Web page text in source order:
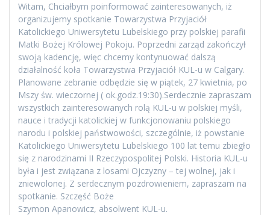
Witam, Chciałbym poinformować zainteresowanych, iż
organizujemy spotkanie Towarzystwa Przyjaciół
Katolickiego Uniwersytetu Lubelskiego przy polskiej parafii
Matki Bożej Królowej Pokoju. Poprzedni zarząd zakończył
swoją kadencję, więc chcemy kontynuować dalszą
działalność koła Towarzystwa Przyjaciół KUL-u w Calgary.
Planowane zebranie odbędzie się w piątek, 27 kwietnia, po
Mszy św. wieczornej ( ok.godz.19:30).Serdecznie zapraszam
wszystkich zainteresowanych rolą KUL-u w polskiej myśli,
nauce i tradycji katolickiej w funkcjonowaniu polskiego
narodu i polskiej państwowości, szczególnie, iż powstanie
Katolickiego Uniwersytetu Lubelskiego 100 lat temu zbiegło
się z narodzinami II Rzeczypospolitej Polski. Historia KUL-u
była i jest związana z losami Ojczyzny – tej wolnej, jak i
zniewolonej. Z serdecznym pozdrowieniem, zapraszam na
spotkanie. Szczęść Boże
Szymon Apanowicz, absolwent KUL-u.